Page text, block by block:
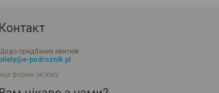
придбаних квитків:
podroznik.pl
форми зв'язку: